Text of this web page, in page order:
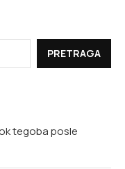
PRETRAGA
tegoba posle